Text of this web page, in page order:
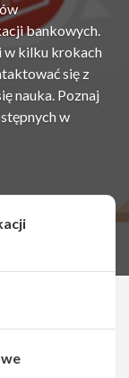
bankowych.
w kilku krokach
się z
nauka. Poznaj
w